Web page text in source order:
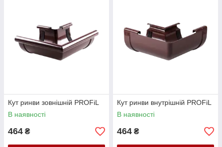
Кут ринви зовнішній PROFiL
В наявності
464 ₴
Кут ринви внутрішній PROFiL
В наявності
464 ₴